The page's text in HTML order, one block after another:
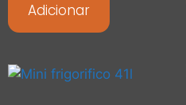
Adicionar